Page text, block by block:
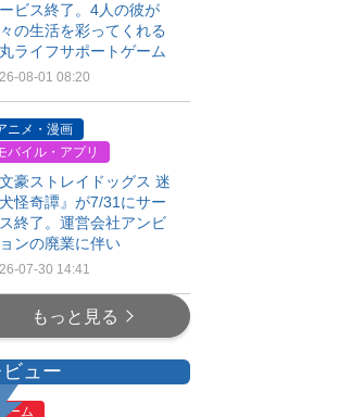
ビス終了。4人の彼が
の生活を彩ってくれる
ライフサポートゲーム
08-01 08:20
ニメ・漫画
バイル・アプリ
文豪ストレイドッグス 迷
怪奇譚』が7/31にサー
終了。運営会社アンビ
ンの廃業に伴い
07-30 14:41
もっと見る
ュー
ゲーム